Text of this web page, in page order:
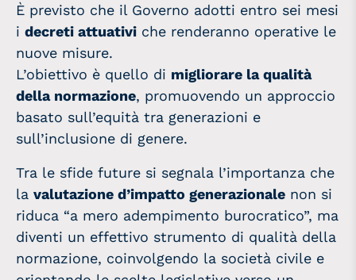
È previsto che il Governo adotti entro sei mesi
i decreti attuativi che renderanno operative le
nuove misure.
L’obiettivo è quello di migliorare la qualità
della normazione, promuovendo un approccio
basato sull’equità tra generazioni e
sull’inclusione di genere.
Tra le sfide future si segnala l’importanza che
la valutazione d’impatto generazionale non si
riduca “a mero adempimento burocratico”, ma
diventi un effettivo strumento di qualità della
normazione, coinvolgendo la società civile e